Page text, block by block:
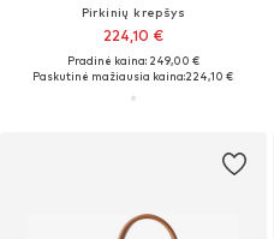
Pirkinių krepšys
224,10 €
Pradinė kaina: 249,00 €
Paskutinė mažiausia kaina:224,10 €